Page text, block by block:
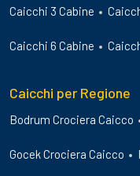
Caicchi 3 Cabine
Caicchi 6 Cabine
Caicchi per Regione
Bodrum Crociera Caicco
Gocek Crociera Caicco